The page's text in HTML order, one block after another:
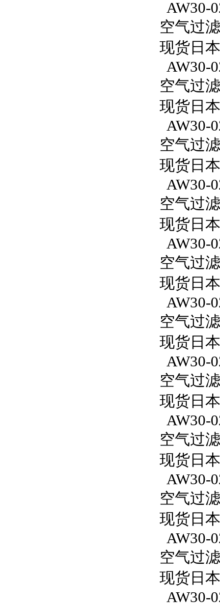
AW30-
空气过
现货日
AW30-
空气过
现货日
AW30-
空气过
现货日
AW30-
空气过
现货日
AW30-
空气过
现货日
AW30-
空气过
现货日
AW30-
空气过
现货日
AW30-
空气过
现货日
AW30-
空气过
现货日
AW30-
空气过
现货日
AW30-